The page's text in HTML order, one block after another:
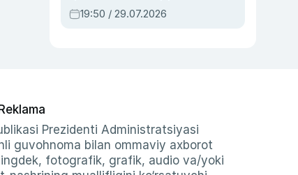
qahramon — Ukraina
armiyasi bosh
19:50 / 29.07.2026
Reklama
Prezidenti Administratsiyasi
guvohnoma bilan ommaviy axborot
fotografik, grafik, audio va/yoki